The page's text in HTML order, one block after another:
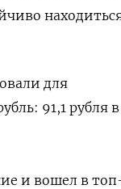
для
91,1 рубля
и вошел в